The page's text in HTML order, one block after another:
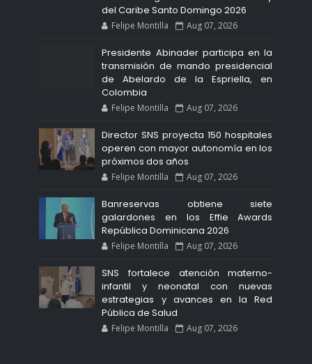
del Caribe Santo Domingo 2026
Felipe Montilla Aug 07, 2026
Presidente Abinader participa en la
transmisión de mando presidencial
de Abelardo de la Espriella, en
Colombia
Felipe Montilla Aug 07, 2026
Director SNS proyecta 150 hospitales
operen con mayor autonomía en los
próximos dos años
Felipe Montilla Aug 07, 2026
Banreservas obtiene siete
galardones en los Effie Awards
República Dominicana 2026
Felipe Montilla Aug 07, 2026
SNS fortalece atención materno-
infantil y neonatal con nuevas
estrategias y avances en la Red
Pública de Salud
Felipe Montilla Aug 07, 2026